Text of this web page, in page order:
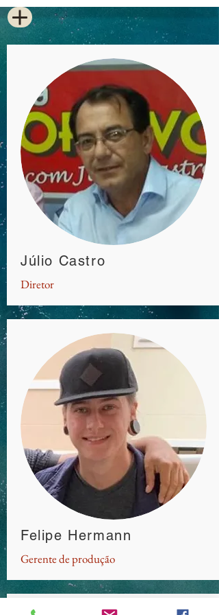
Júlio Castro
Diretor
Felipe Hermann
Gerente de produção